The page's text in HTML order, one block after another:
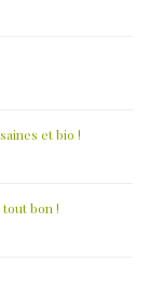
et bio !
tout bon !